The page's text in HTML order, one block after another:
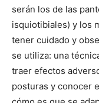
serán los de las
isquiotibiales) y los
tener cuidado y
se utiliza: una
traer efectos
posturas y conocer